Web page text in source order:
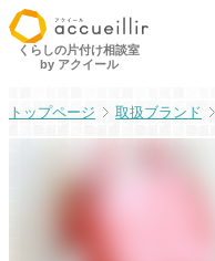
内
容
キ
くらしの片付け相談室
by アクイール
取扱ブランド